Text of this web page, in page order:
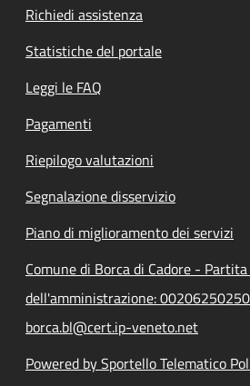
Richiedi assistenza
Statistiche del portale
Leggi le FAQ
Pagamenti
Riepilogo valutazioni
Segnalazione disservizio
Piano di miglioramento dei servizi
Comune di Borca di Cadore - Partita
dell'amministrazione:
borca.bl@cert.ip-veneto.net
Powered by Sportello Telematico